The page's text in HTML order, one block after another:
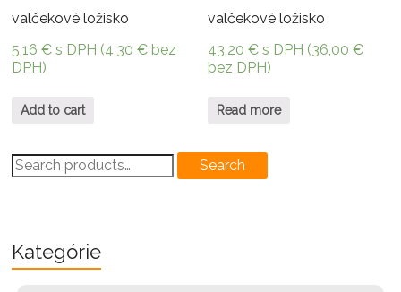
valčekové ložisko
5,16€ s DPH (4,30€ bez
DPH)
Add to cart
valčekové ložisko
43,20€ s DPH (36,00€
bez DPH)
Read more
Search
for:
Search
Kategórie